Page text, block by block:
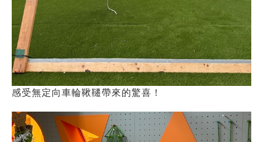
感受無定向車輪鞦韆帶來的驚喜！